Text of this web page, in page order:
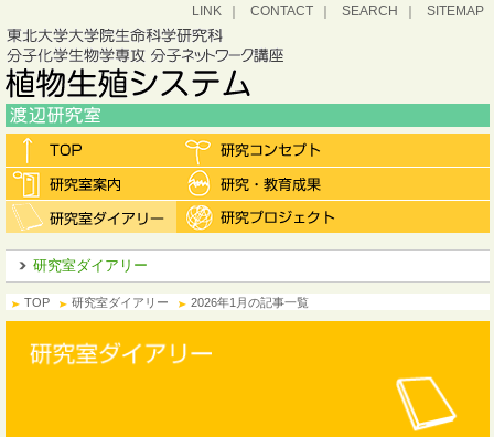
LINK CONTACT SEARCH SITEMAP
研究室ダイアリー
TOP 研究室ダイアリー 2026年1月の記事一覧